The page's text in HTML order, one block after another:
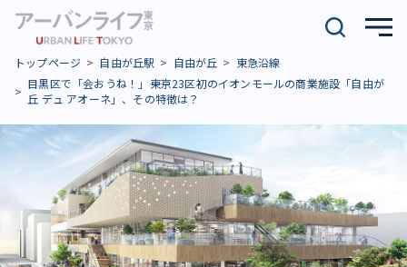
トップページ 自由が丘駅 自由が丘
東急沿線
目黒区で「会おうね！」――東京23区初のイオンモールの商業施設「自由が
丘 デュ アオーネ」、その特徴は？